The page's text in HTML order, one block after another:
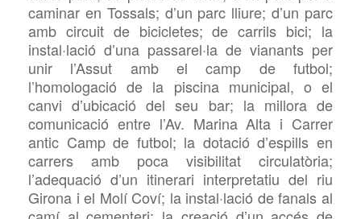
caminar en Tossals; d’un parc lliure; d’un parc
amb circuit de bicicletes; de carrils bici; la
instal·lació d’una passarel·la de vianants per
unir l’Assut amb el camp de futbol;
l’homologació de la piscina municipal, o el
canvi d’ubicació del seu bar; la millora de
comunicació entre l’Av. Marina Alta i Carrer
antic Camp de futbol; la dotació d’espills en
carrers amb poca visibilitat circulatòria;
l’adequació d’un itinerari interpretatiu del riu
Girona i el Molí Coví; la instal·lació de fanals al